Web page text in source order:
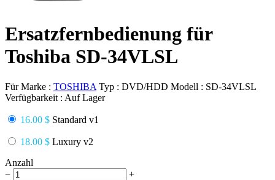
Ersatzfernbedienung für
Toshiba SD-34VLSL
Für Marke : TOSHIBA Typ : DVD/HDD Modell : SD-34VLSL
Verfügbarkeit : Auf Lager
16.00 $ Standard v1
18.00 $ Luxury v2
Anzahl
−
+